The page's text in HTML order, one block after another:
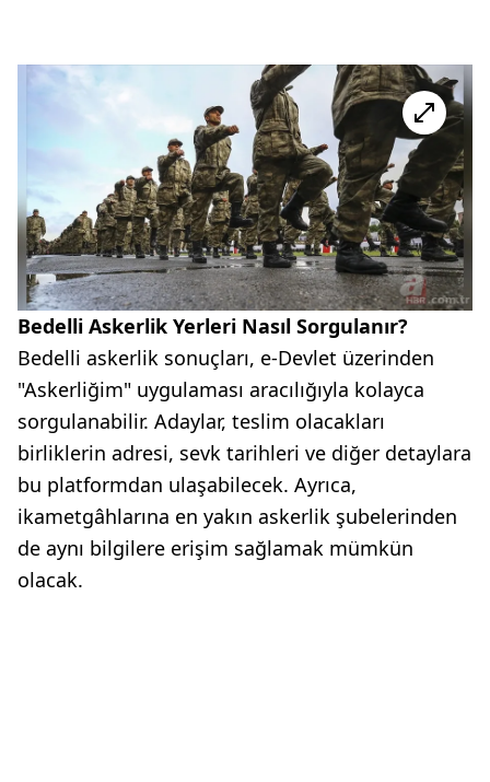
Bedelli Askerlik Yerleri Nasıl Sorgulanır?
Bedelli askerlik sonuçları, e-Devlet üzerinden
"Askerliğim" uygulaması aracılığıyla kolayca
sorgulanabilir. Adaylar, teslim olacakları
birliklerin adresi, sevk tarihleri ve diğer detaylara
bu platformdan ulaşabilecek. Ayrıca,
ikametgâhlarına en yakın askerlik şubelerinden
de aynı bilgilere erişim sağlamak mümkün
olacak.